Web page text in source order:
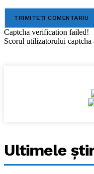
Captcha verification failed!
Scorul utilizatorului captcha
Ultimele